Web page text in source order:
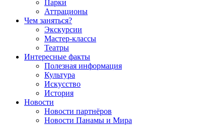
Парки
Аттрационы
Чем заняться?
Экскурсии
Мастер-классы
Театры
Интересные факты
Полезная информация
Культура
Искусство
История
Новости
Новости партнёров
Новости Панамы и Мира